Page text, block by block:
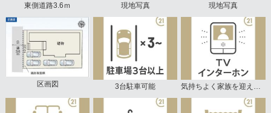
東側道路3.6ｍ 現地写真 現地写真
区画図 3台駐車可能 気持ちよく家族を迎えられる玄関収納付き